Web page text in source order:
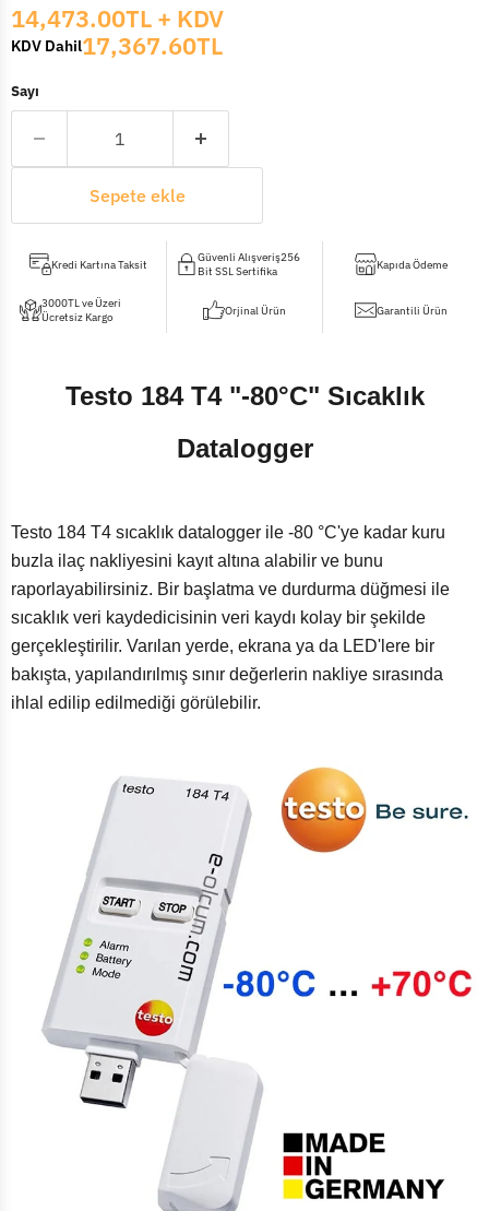
Mevcut fiyat
14,473.00TL + KDV
KDV Dahil17,367.60TL
Sayı
Sepete ekle
Kredi Kartına Taksit
Güvenli Alışveriş256
Bit SSL Sertifika
Kapıda Ödeme
3000TL ve Üzeri
Ücretsiz Kargo
Orjinal Ürün Garantili Ürün
Testo 184 T4 "-80°C" Sıcaklık
Datalogger
Testo 184 T4 sıcaklık datalogger ile -80 °C'ye kadar kuru
buzla ilaç nakliyesini kayıt altına alabilir ve bunu
raporlayabilirsiniz. Bir başlatma ve durdurma düğmesi ile
sıcaklık veri kaydedicisinin veri kaydı kolay bir şekilde
gerçekleştirilir. Varılan yerde, ekrana ya da LED'lere bir
bakışta, yapılandırılmış sınır değerlerin nakliye sırasında
ihlal edilip edilmediği görülebilir.